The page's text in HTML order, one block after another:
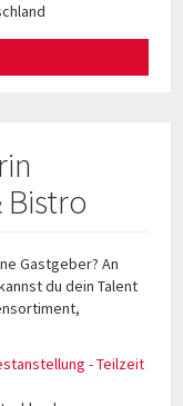
Gastgeber? An
du dein Talent
- Teilzeit